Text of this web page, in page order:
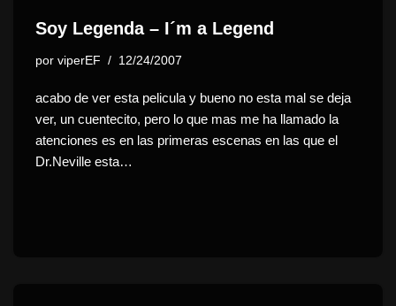
Soy Legenda – I´m a Legend
por viperEF 12/24/2007
acabo de ver esta pelicula y bueno no esta mal se deja
ver, un cuentecito, pero lo que mas me ha llamado la
atenciones es en las primeras escenas en las que el
Dr.Neville esta…